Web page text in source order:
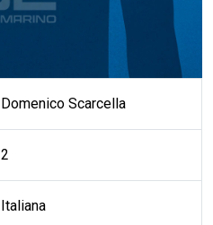
Domenico Scarcella
2
Italiana